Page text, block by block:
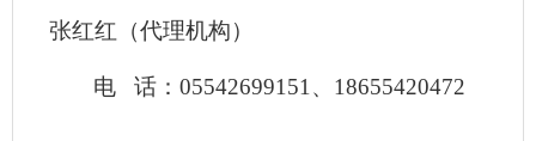
张红红（代理机构）
电 话：05542699151、 18655420472